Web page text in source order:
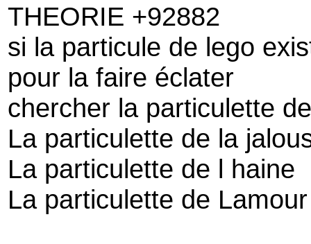
THEORIE +92882
si la particule de lego
pour la faire éclater
chercher la particulette
La particulette de la
La particulette de l haine
La particulette de Lamour